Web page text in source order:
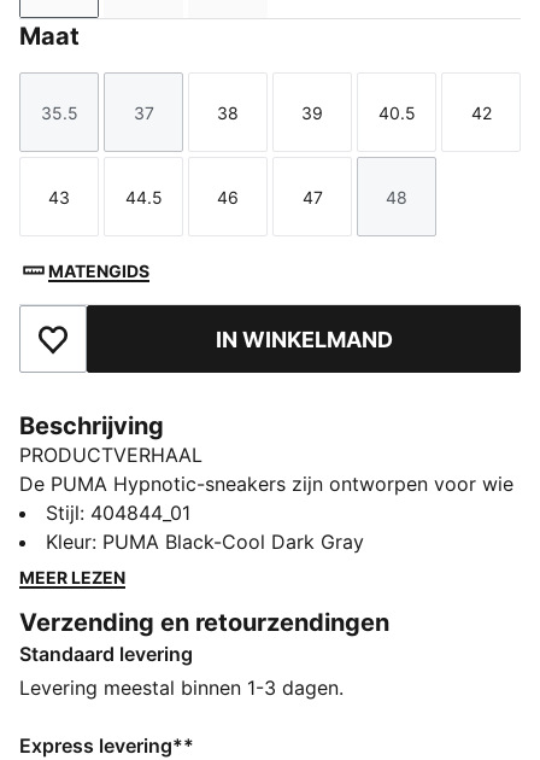
Maat
Maat
35.5
Maat
37
Maat
38
Maat
39
Maat
40.5
Maat
42
Maat
43
Maat
44.5
Maat
46
Maat
47
Maat
48
MATENGIDS
Toegevoegd aan favorietenIN WINKELMAND
Beschrijving
PRODUCTVERHAAL
De PUMA Hypnotic-sneakers zijn ontworpen voor wie
zowel stijl als techniek eist. Met hun gedurfde look en
SOFTRIDE-tussenzool maken deze sneakers elke stap
comfortabel. Waar het leven je ook brengt, blijf koel
houden.
ALLE INS EN OUTS
SOFTFOAM+: comfortabele instap-inlegzool voor
SOFTRIDE: Zacht schuim ontworpen voor demping en
Stijl: 404844_01
Kleur: PUMA Black-Cool Dark Gray
MEER LEZEN
Verzending en retourzendingen
Standaard levering
Levering meestal binnen 1-3 dagen.
Express levering**